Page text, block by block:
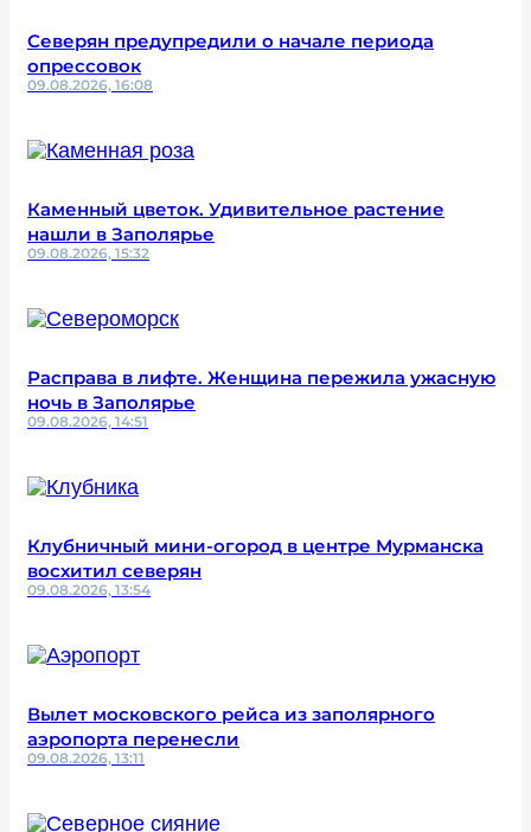
Северян предупредили о начале периода
опрессовок
09.08.2026, 16:08
Каменный цветок. Удивительное растение
нашли в Заполярье
09.08.2026, 15:32
Расправа в лифте. Женщина пережила ужасную
ночь в Заполярье
09.08.2026, 14:51
Клубничный мини-огород в центре Мурманска
восхитил северян
09.08.2026, 13:54
Вылет московского рейса из заполярного
аэропорта перенесли
09.08.2026, 13:11